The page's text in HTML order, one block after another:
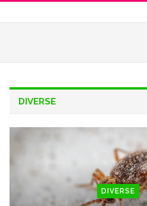
DIVERSE
DIVERSE